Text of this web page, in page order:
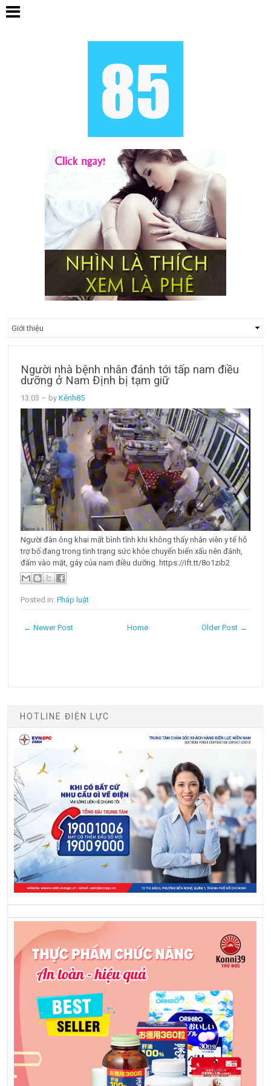
Người nhà bệnh nhân đánh tới tấp nam điều
dưỡng ở Nam Định bị tạm giữ
13:03 – byKênh85
Người đàn ông khai mất bình tĩnh khi không thấy nhân viên y tế hỗ
trợ bố đang trong tình trạng sức khỏe chuyển biến xấu nên đánh,
đấm vào mặt, gáy của nam điều dưỡng. https://ift.tt/8o1zib2
Posted in:Pháp luật
← Newer Post Older Post →
Home
HOTLINE ĐIỆN LỰC